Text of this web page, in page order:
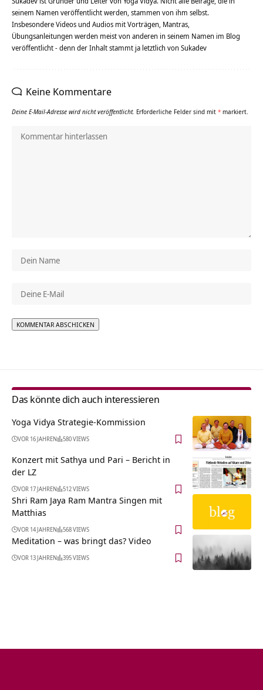
seinem Namen veröffentlicht werden, stammen von ihm selbst.
Insbesondere Videos und Audios mit Vorträgen, Mantras,
Übungsanleitungen werden meist von anderen in seinem Namen im Blog
veröffentlicht - denn der Inhalt stammt ja letztlich von Sukadev
Keine Kommentare
Deine E-Mail-Adresse wird nicht veröffentlicht. Erforderliche Felder sind mit * markiert.
Das könnte dich auch interessieren
Yoga Vidya Strategie-Kommission
VOR 16 JAHREN 580 VIEWS
Konzert mit Sathya und Pari – Bericht in
der LZ
VOR 17 JAHREN 512 VIEWS
Shri Ram Jaya Ram Mantra Singen mit
Matthias
VOR 14 JAHREN 568 VIEWS
Meditation – was bringt das? Video
VOR 13 JAHREN 395 VIEWS